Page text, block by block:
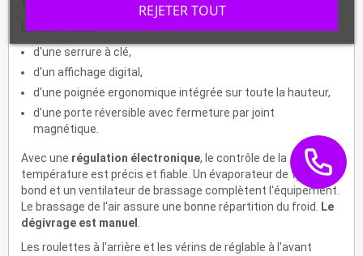
d'une serrure à clé,
d'un affichage digital,
d'une poignée ergonomique intégrée sur toute la hauteur,
d'une porte réversible avec fermeture par joint
magnétique.
Avec une régulation électronique, le contrôle de la
température est précis et fiable. Un évaporateur de type Roll
bond et un ventilateur de brassage complètent l'équipement.
Le brassage de l'air assure une bonne répartition du froid.
Le
dégivrage est manuel
Les roulettes à l'arrière et les vérins de réglable à l'avant
REJETER TOUT